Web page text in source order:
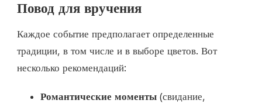
Повод для вручения
Каждое событие предполагает определенные
традиции, в том числе и в выборе цветов. Вот
несколько рекомендаций:
Романтические моменты (свидание,